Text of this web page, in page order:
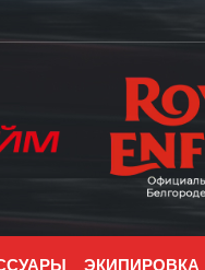
ЭКИПИРОВКА